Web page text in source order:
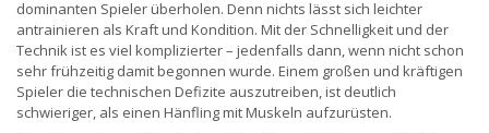
dominanten Spieler überholen. Denn nichts lässt sich leichter
antrainieren als Kraft und Kondition. Mit der Schnelligkeit und der
Technik ist es viel komplizierter – jedenfalls dann, wenn nicht schon
sehr frühzeitig damit begonnen wurde. Einem großen und kräftigen
Spieler die technischen Defizite auszutreiben, ist deutlich
schwieriger, als einen Hänfling mit Muskeln aufzurüsten.